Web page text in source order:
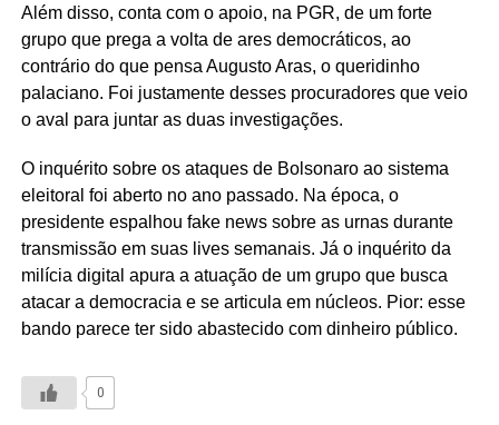
Além disso, conta com o apoio, na PGR, de um forte
grupo que prega a volta de ares democráticos, ao
contrário do que pensa Augusto Aras, o queridinho
palaciano. Foi justamente desses procuradores que veio
o aval para juntar as duas investigações.
O inquérito sobre os ataques de Bolsonaro ao sistema
eleitoral foi aberto no ano passado. Na época, o
presidente espalhou fake news sobre as urnas durante
transmissão em suas lives semanais. Já o inquérito da
milícia digital apura a atuação de um grupo que busca
atacar a democracia e se articula em núcleos. Pior: esse
bando parece ter sido abastecido com dinheiro público.
0